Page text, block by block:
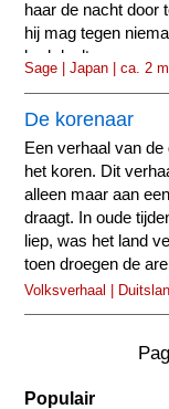
haar de nacht door
hij mag tegen
bed deelt.
Sage | Japan | ca. 2
De korenaar
Een verhaal van
het koren. Dit
alleen maar aan
draagt. In oude
liep, was het land
toen droegen de
Volksverhaal |
Populair